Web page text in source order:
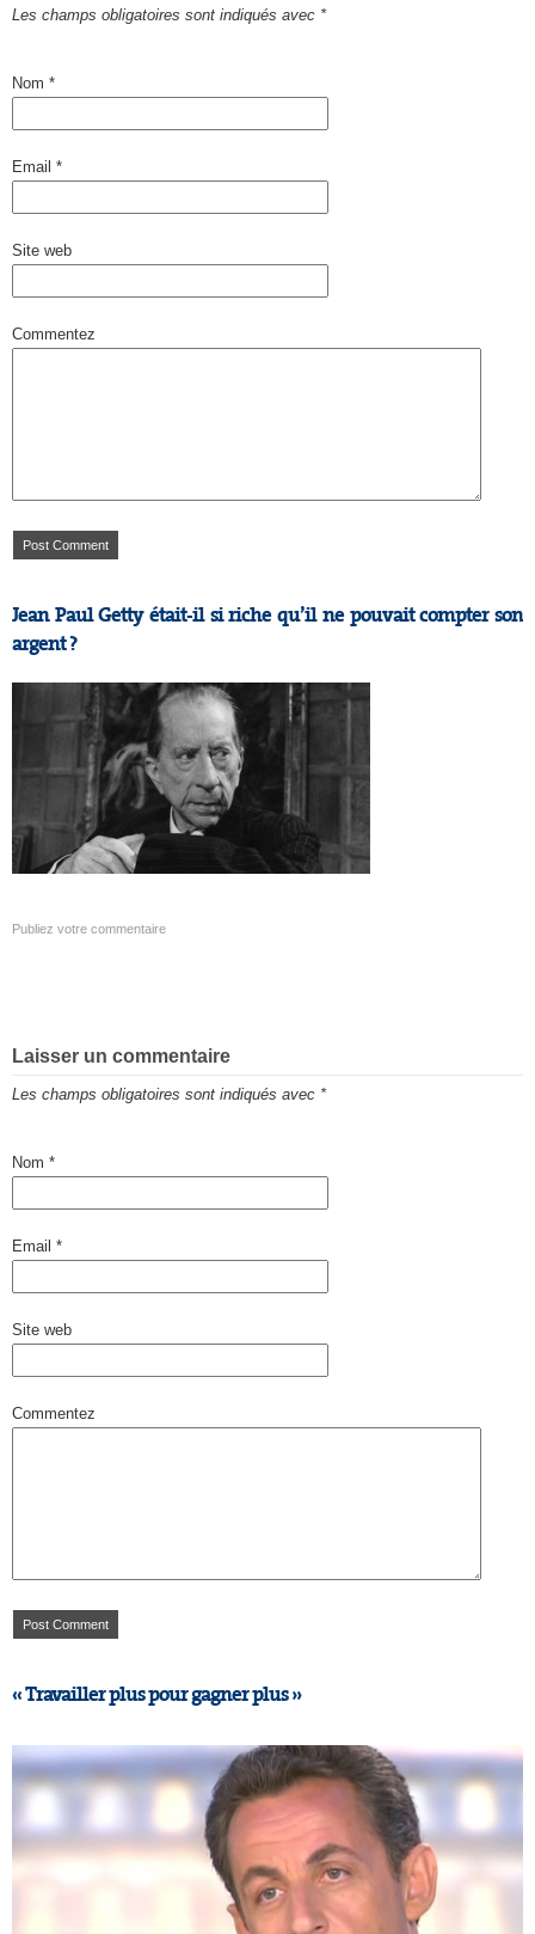
Les champs obligatoires sont indiqués avec *
Nom *
Email *
Site web
Commentez
Jean Paul Getty était-il si riche qu’il ne pouvait compter son
argent ?
Publiez votre commentaire
Laisser un commentaire
Les champs obligatoires sont indiqués avec *
Nom *
Email *
Site web
Commentez
« Travailler plus pour gagner plus »